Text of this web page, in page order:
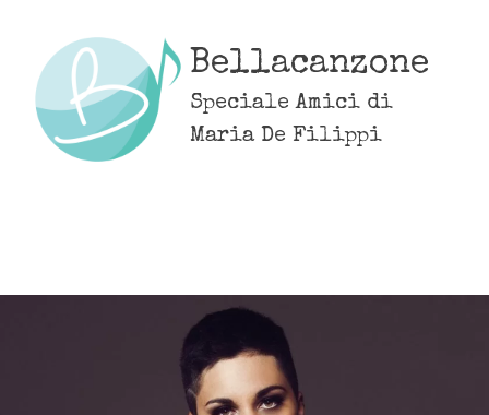
content
Bellacanzone
Speciale Amici di
Maria De Filippi